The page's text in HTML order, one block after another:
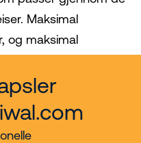
Maksimal
og maksimal